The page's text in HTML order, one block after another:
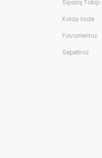
Sipariş Takip
Kolay İade
Favorileriniz
Sepetiniz